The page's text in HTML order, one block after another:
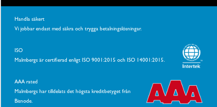
Handla säkert
Vi jobbar endast med säkra och trygga betalningslösningar.
ISO
Malmbergs är certifierad enligt ISO 9001:2015 och ISO 14001:2015.
AAA rated
Malmbergs har tilldelats det högsta kreditbetyget från
Bisnode.